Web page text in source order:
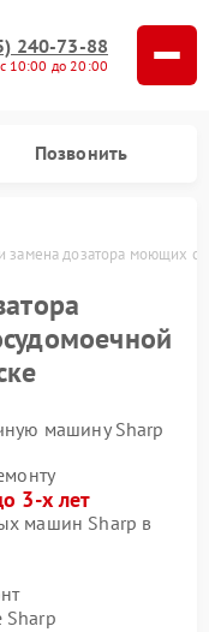
240-73-88
10:00 до 20:00
Позвонить
дозатора моющих
машину Sharp
3-х лет
машин Sharp в
Sharp